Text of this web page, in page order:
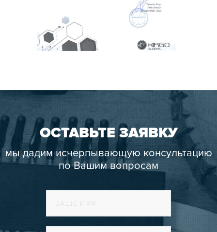
ОСТАВЬТЕ ЗАЯВКУ
мы дадим исчерпывающую консультацию
по Вашим вопросам